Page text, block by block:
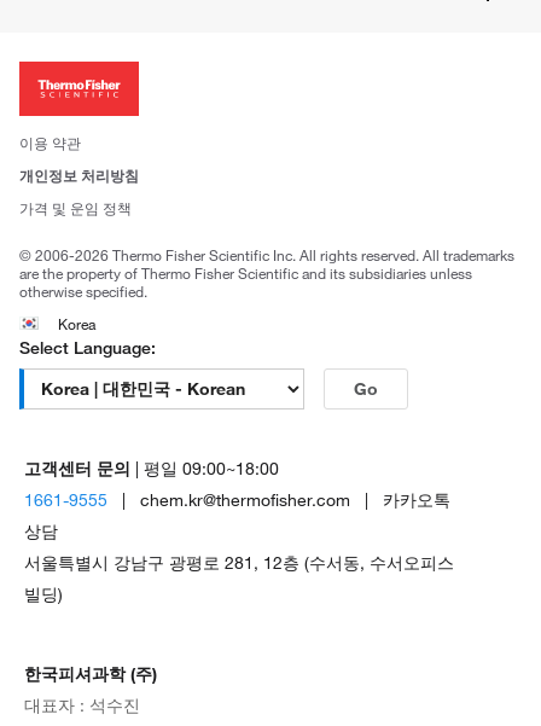
투자자
사회적 책임
브랜드
이용 약관
개인정보 처리방침
가격 및 운임 정책
© 2006-2026 Thermo Fisher Scientific Inc. All rights reserved. All trademarks
are the property of Thermo Fisher Scientific and its subsidiaries unless
otherwise specified.
Korea
Select Language:
Go
고객센터 문의 | 평일 09:00~18:00
1661-9555 | chem.kr@thermofisher.com | 카카오톡
상담
서울특별시 강남구 광평로 281, 12층 (수서동, 수서오피스
빌딩)
한국피셔과학 (주)
대표자 : 석수진